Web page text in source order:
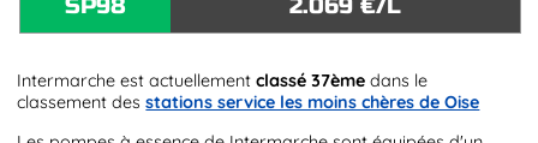
Intermarche est actuellementclassé 37ème dans le
classement desstations service les moins chères de Oise